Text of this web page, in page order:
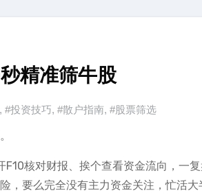
精准筛牛股
, #投资技巧, #散户指南, #股票筛选
核对财报、挨个查看资金流向，一
，要么完全没有主力资金关注，忙活大